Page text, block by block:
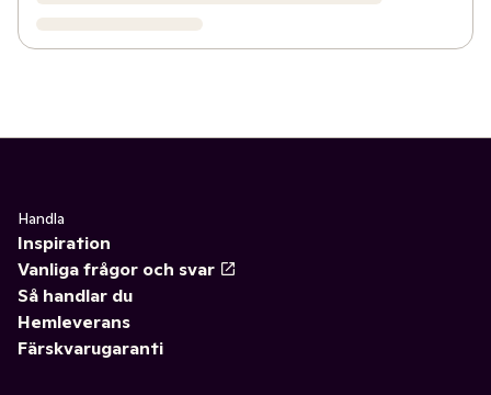
Handla
Inspiration
Vanliga frågor och svar
Så handlar du
Hemleverans
Färskvarugaranti